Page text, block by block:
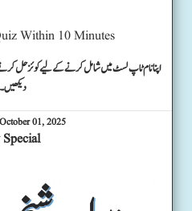
Within 10 Minutes
اپنا نام ٹاپ لسٹ میں شامل کرنے کے لیے کوئز حل
دیکھیں۔
October 01, 2025